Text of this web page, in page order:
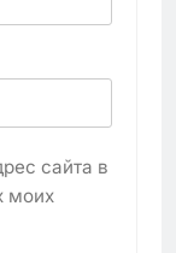
сайта в
моих